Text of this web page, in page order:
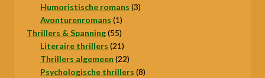
producten
Humoristische romans 33
Avonturenromans 11
product
Thrillers & Spanning 5555
producten
Literaire thrillers 2121
producten
Thrillers algemeen 2222
producten
Psychologische thrillers 88